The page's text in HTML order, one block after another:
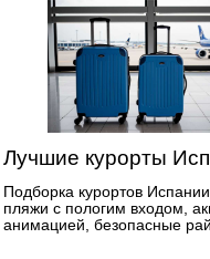
Лучшие курорты
Подборка курортов
пляжи с пологим входом,
анимацией, безопасные